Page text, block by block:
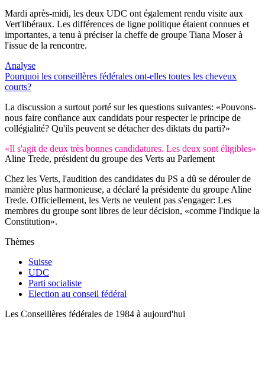
Mardi après-midi, les deux UDC ont également rendu visite aux
Vert'libéraux. Les différences de ligne politique étaient connues et
importantes, a tenu à préciser la cheffe de groupe Tiana Moser à
l'issue de la rencontre.
Analyse
Pourquoi les conseillères fédérales ont-elles toutes les cheveux
courts?
La discussion a surtout porté sur les questions suivantes: «Pouvons-
nous faire confiance aux candidats pour respecter le principe de
collégialité? Qu'ils peuvent se détacher des diktats du parti?»
«Il s'agit de deux très bonnes candidatures. Les deux sont éligibles»
Aline Trede, président du groupe des Verts au Parlement
Chez les Verts, l'audition des candidates du PS a dû se dérouler de
manière plus harmonieuse, a déclaré la présidente du groupe Aline
Trede. Officiellement, les Verts ne veulent pas s'engager: Les
membres du groupe sont libres de leur décision, «comme l'indique la
Constitution».
Thèmes
Suisse
UDC
Parti socialiste
Election au conseil fédéral
Les Conseillères fédérales de 1984 à aujourd'hui